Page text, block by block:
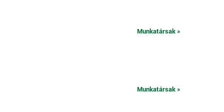
Munkatársak »
Munkatársak »